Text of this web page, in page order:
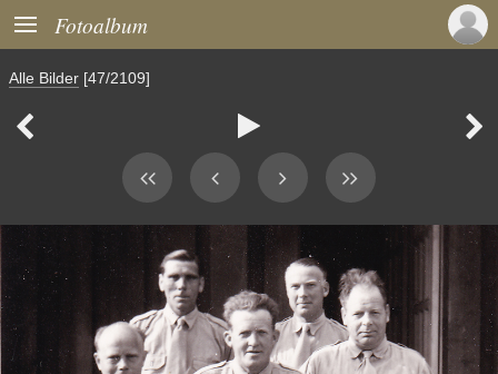
 Fotoalbum
Alle Bilder [47/2109]
  